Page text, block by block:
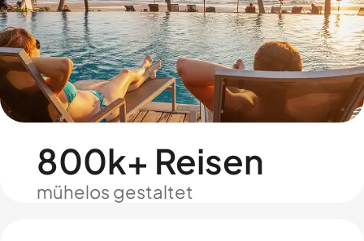
800k+ Reisen
mühelos gestaltet